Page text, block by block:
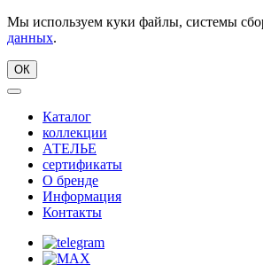
Мы используем куки файлы, системы
данных.
ОК
Каталог
коллекции
АТЕЛЬЕ
сертификаты
О бренде
Информация
Контакты